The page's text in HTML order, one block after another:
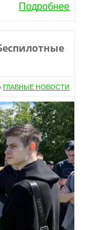
Подробнее
ГЛАВНЫЕ НОВОСТИ